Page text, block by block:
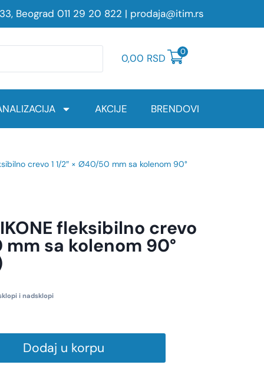
Beograd 011 29 20 822 | prodaja@itim.rs
0,00 RSD
0
AKCIJE BRENDOVI
crevo 1 1/2″ × Ø40/50 mm sa kolenom 90°
fleksibilno crevo
mm sa kolenom 90°
i nadsklopi
Dodaj u korpu